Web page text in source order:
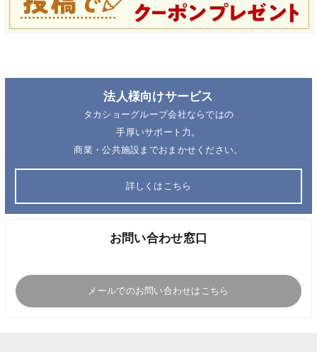
法人様向けサービス
タカショーグループ会社ならではの
手厚いサポート力。
商業・公共施設までおまかせください。
詳しくはこちら
お問い合わせ窓口
メールでのお問い合わせはこちら